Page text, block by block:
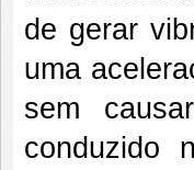
de gerar
uma
sem
conduzido